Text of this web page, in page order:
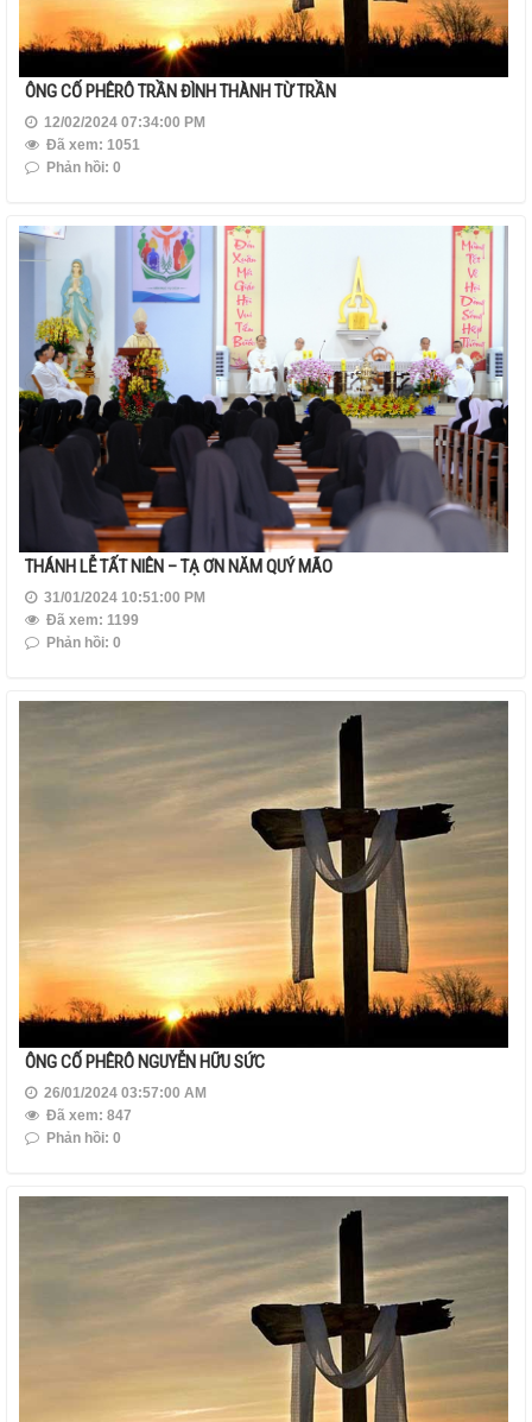
ÔNG CỐ PHÊRÔ TRẦN ĐÌNH THÀNH TỪ TRẦN
12/02/2024 07:34:00 PM
Đã xem: 1051
Phản hồi: 0
THÁNH LỄ TẤT NIÊN – TẠ ƠN NĂM QUÝ MÃO
31/01/2024 10:51:00 PM
Đã xem: 1199
Phản hồi: 0
ÔNG CỐ PHÊRÔ NGUYỄN HỮU SỨC
26/01/2024 03:57:00 AM
Đã xem: 847
Phản hồi: 0